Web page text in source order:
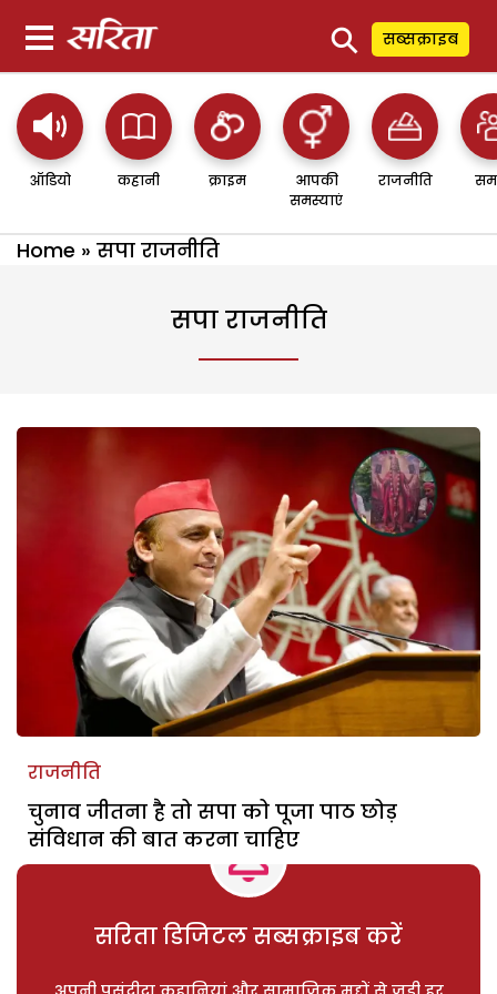
⚲ सब्सक्राइब
ऑडियो कहानी क्राइम
आपकी
समस्याएं
राजनीति
Home » सपा राजनीति
सपा राजनीति
राजनीति
चुनाव जीतना है तो सपा को पूजा पाठ छोड़
संविधान की बात करना चाहिए
सरिता डिजिटल सब्सक्राइब करें